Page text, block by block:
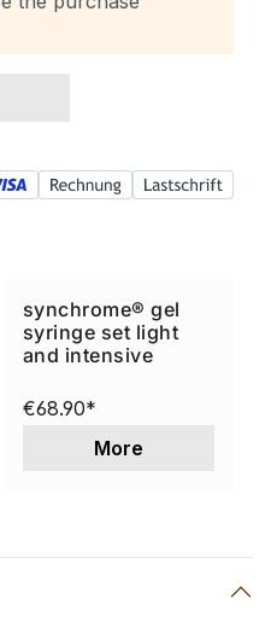
synchrome® gel
syringe set light
and intensive
€68.90*
More